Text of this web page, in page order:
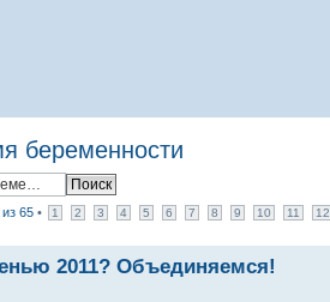
беременности
из 65 • 1 2 3 4 5 6 7 8 9 10 11 12
2011? Объединяемся!